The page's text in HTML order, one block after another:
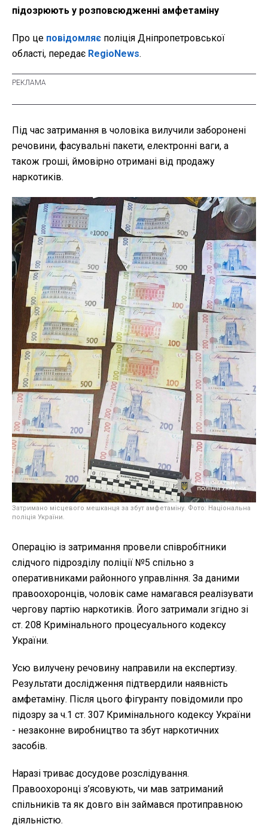
підозрюють у розповсюдженні амфетаміну
Про це повідомляє поліція Дніпропетровської
області, передає RegioNews.
Під час затримання в чоловіка вилучили заборонені
речовини, фасувальні пакети, електронні ваги, а
також гроші, ймовірно отримані від продажу
наркотиків.
Затримано місцевого мешканця за збут амфетаміну. Фото: Національна
поліція України.
Операцію із затримання провели співробітники
слідчого підрозділу поліції №5 спільно з
оперативниками районного управління. За даними
правоохоронців, чоловік саме намагався реалізувати
чергову партію наркотиків. Його затримали згідно зі
ст. 208 Кримінального процесуального кодексу
України.
Усю вилучену речовину направили на експертизу.
Результати дослідження підтвердили наявність
амфетаміну. Після цього фігуранту повідомили про
підозру за ч.1 ст. 307 Кримінального кодексу України
- незаконне виробництво та збут наркотичних
засобів.
Наразі триває досудове розслідування.
Правоохоронці з’ясовують, чи мав затриманий
спільників та як довго він займався протиправною
діяльністю.